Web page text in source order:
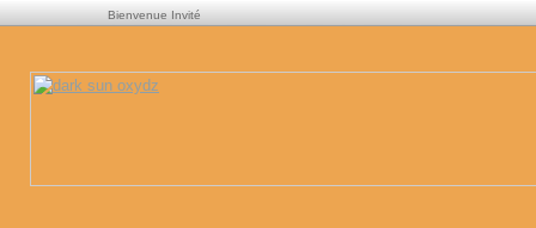
Bienvenue Invité
AUDIO